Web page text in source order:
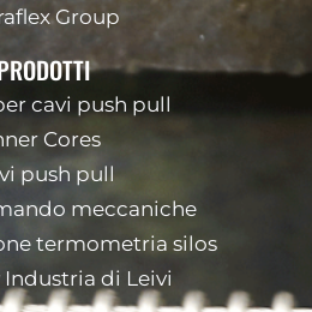
Group
cavi push pull
Cores
push pull
meccaniche
termometria silos
Industria di Leivi